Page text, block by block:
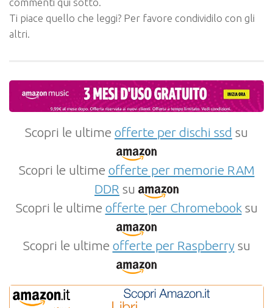
commenti qui sotto.
Ti piace quello che leggi? Per favore condividilo con gli
altri.
Scopri le ultime offerte per dischi ssd su
Scopri le ultime offerte per memorie RAM
DDR su
Scopri le ultime offerte per Chromebooksu
Scopri le ultime offerte per Raspberrysu